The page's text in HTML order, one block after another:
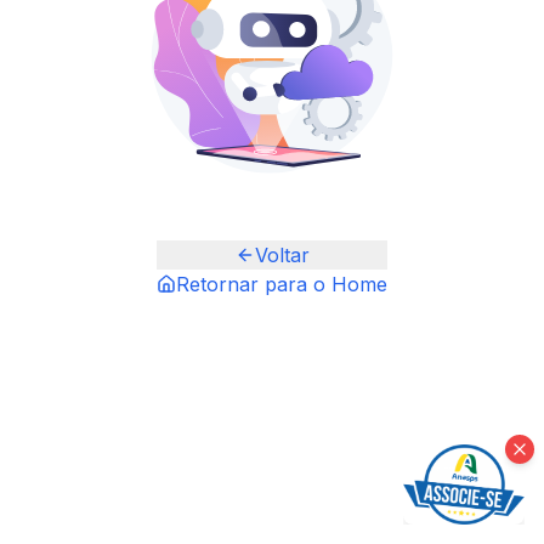
Voltar
Retornar para o Home